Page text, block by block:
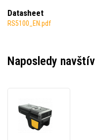
Datasheet
RS5100_EN.pdf
Naposledy